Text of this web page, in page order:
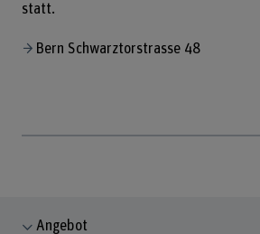
statt.
Bern Schwarztorstrasse 48
Angebot